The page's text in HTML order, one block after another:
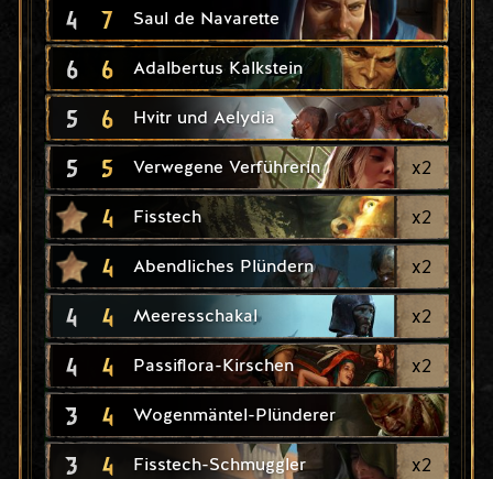
4 7 Saul de Navarette
6 6 Adalbertus Kalkstein
5 6 Hvitr und Aelydia
5 5 Verwegene Verführerin x2
4 Fisstech x2
4 Abendliches Plündern x2
4 4 Meeresschakal x2
4 4 Passiflora-Kirschen x2
3 4 Wogenmäntel-Plünderer
3 4 Fisstech-Schmuggler x2